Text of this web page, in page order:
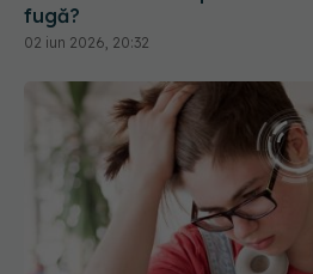
fugă?
02 iun 2026, 20:32